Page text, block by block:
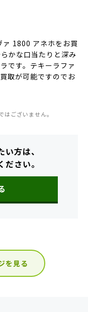
1800 アネホをお買
かな口当たりと深み
です。テキーラファ
取が可能ですのでお
ございません。
方は、
さい。
を見る